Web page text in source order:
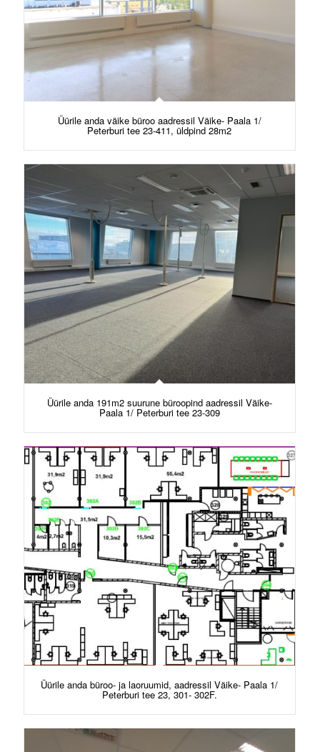
Üürile anda väike büroo aadressil Väike- Paala 1/
Peterburi tee 23-411, üldpind 28m2
Üürile anda 191m2 suurune büroopind aadressil Väike-
Paala 1/ Peterburi tee 23-309
Üürile anda büroo- ja laoruumid, aadressil Väike- Paala 1/
Peterburi tee 23, 301- 302F.